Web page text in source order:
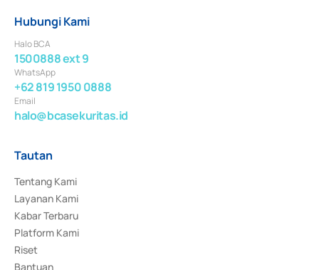
Hubungi Kami
Halo BCA
1500888 ext 9
WhatsApp
+62 819 1950 0888
Email
halo@bcasekuritas.id
Tautan
Tentang Kami
Layanan Kami
Kabar Terbaru
Platform Kami
Riset
Bantuan